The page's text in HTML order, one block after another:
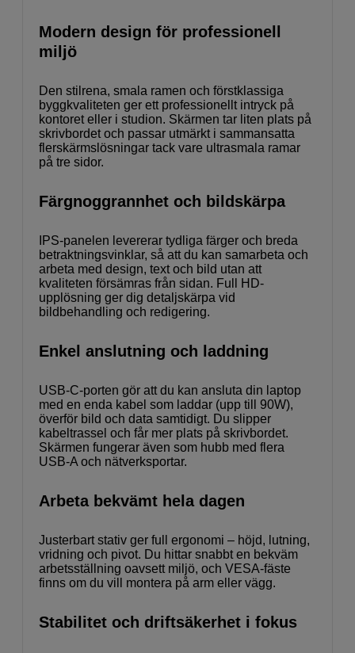
Modern design för professionell
miljö
Den stilrena, smala ramen och förstklassiga
byggkvaliteten ger ett professionellt intryck på
kontoret eller i studion. Skärmen tar liten plats på
skrivbordet och passar utmärkt i sammansatta
flerskärmslösningar tack vare ultrasmala ramar
på tre sidor.
Färgnoggrannhet och bildskärpa
IPS-panelen levererar tydliga färger och breda
betraktningsvinklar, så att du kan samarbeta och
arbeta med design, text och bild utan att
kvaliteten försämras från sidan. Full HD-
upplösning ger dig detaljskärpa vid
bildbehandling och redigering.
Enkel anslutning och laddning
USB-C-porten gör att du kan ansluta din laptop
med en enda kabel som laddar (upp till 90W),
överför bild och data samtidigt. Du slipper
kabeltrassel och får mer plats på skrivbordet.
Skärmen fungerar även som hubb med flera
USB-A och nätverksportar.
Arbeta bekvämt hela dagen
Justerbart stativ ger full ergonomi – höjd, lutning,
vridning och pivot. Du hittar snabbt en bekväm
arbetsställning oavsett miljö, och VESA-fäste
finns om du vill montera på arm eller vägg.
Stabilitet och driftsäkerhet i fokus